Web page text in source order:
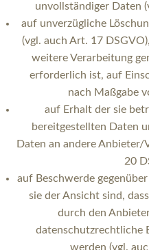
unvollständiger Daten
auf unverzügliche
(vgl. auch Art. 17
weitere Verarbeitung
erforderlich ist, auf
nach Maßgabe
auf Erhalt der sie
bereitgestellten Daten
Daten an andere
20
auf Beschwerde
sie der Ansicht sind,
durch den
datenschutzrechtliche
werden (vgl.